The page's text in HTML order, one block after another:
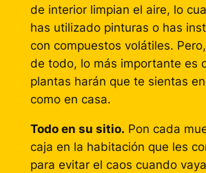
de interior limpian el aire, lo
has utilizado pinturas o has
con compuestos volátiles.
de todo, lo más importante es
plantas harán que te sientas
como en casa.
Todo en su sitio. Pon cada
caja en la habitación que les
para evitar el caos cuando